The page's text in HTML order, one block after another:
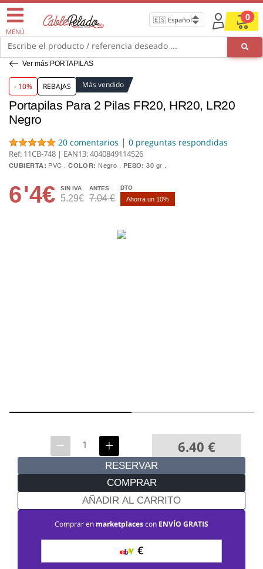
MENÚ
0
Escribe el producto / referencia deseado ...
Ver más PORTAPILAS
- 10% REBAJAS Más vendido
Portapilas Para 2 Pilas FR20, HR20, LR20
Negro
20 comentarios | 0 preguntas respondidas
Ref: 11CB-748 | EAN13:4040849114526
CUBIERTA: PVC COLOR: Negro PESO: 30 gr
6'4€ SIN IVA
5.29€
ANTES
7.04 €
DTO
Ahorra un 10%
6.40 €
RESERVAR
COMPRAR
AÑADIR AL CARRITO
Comprar en marketplacescon ENVÍO GRATIS
€